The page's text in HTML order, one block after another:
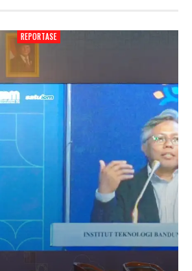
REPORTASE